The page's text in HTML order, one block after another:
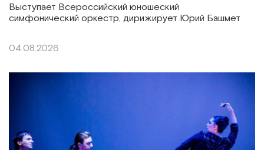
Выступает Всероссийский юношеский
симфонический оркестр, дирижирует Юрий Башмет
04.08.2026